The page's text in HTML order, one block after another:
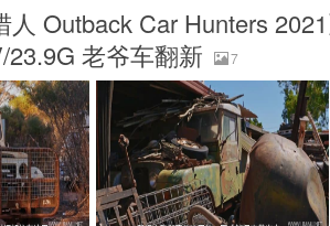
Outback Car Hunters
老爷车翻新
7